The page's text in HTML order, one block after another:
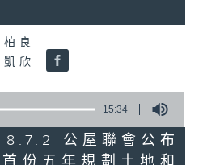
良
凱欣
15:34
公屋聯會公布